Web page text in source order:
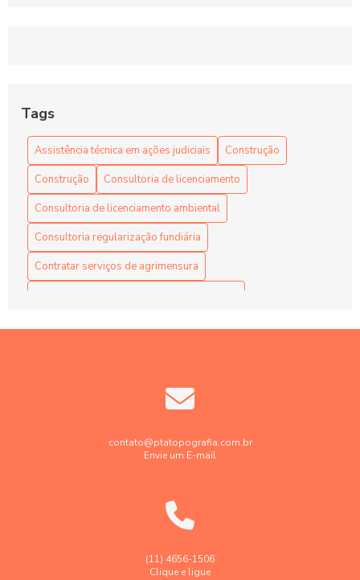
Terrenos de Forma Eficiente
Dicas para Encontrar Preços Competitivos em Levantamento
Topográfico com Qualidade Garantida
Tags
Assistência técnica em ações judiciais
Construção
Construção
Consultoria de licenciamento
Consultoria de licenciamento ambiental
Consultoria regularização fundiária
Contratar serviços de agrimensura
Empresa de georreferenciamento de imóveis rurais
Empresa de georreferenciamento de imóvel urbano
Empresa de topografia e georreferenciamento
Empresa faz levantamento topográfico georreferenciado
Georreferenciamento de imóveis rurais em sp
contato@ptatopografia.com.br
Envie um E-mail
(11) 4656-1506
Clique e ligue